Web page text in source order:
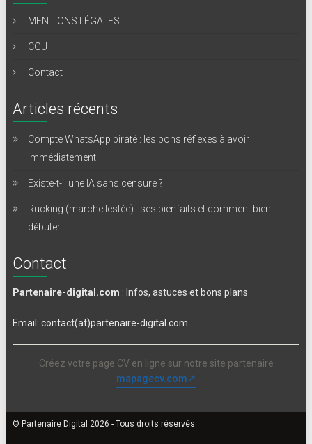
MENTIONS LÉGALES
CGU
Contact
Articles récents
Compte WhatsApp piraté : les bons réflexes à avoir
immédiatement
Existe-t-il une IA sans censure ?
Rucking (marche lestée) : ses bienfaits et comment bien
débuter
Contact
Partenaire-digital.com : Infos, astuces et bons plans
Email: contact(at)partenaire-digital.com
Créez votre page CV en ligne sur notre site partenaire
mapagecv.com
© Partenaire Digital 2026 - Tous droits réservés.